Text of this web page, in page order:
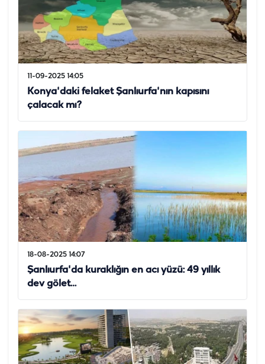
11-09-2025 14:05
Konya'daki felaket Şanlıurfa'nın kapısını
çalacak mı?
18-08-2025 14:07
Şanlıurfa'da kuraklığın en acı yüzü: 49 yıllık
dev gölet…